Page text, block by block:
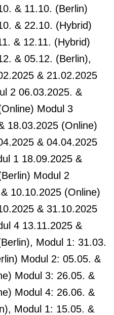
& 11.10. (Berlin)
& 22.10. (Hybrid)
& 12.11. (Hybrid)
& 05.12. (Berlin),
& 21.02.2025
2 06.03.2025. &
Modul 3
18.03.2025 (Online)
& 04.04.2025
1 18.09.2025 &
Modul 2
10.10.2025 (Online)
& 31.10.2025
4 13.11.2025 &
Modul 1: 31.03.
Modul 2: 05.05. &
Modul 3: 26.05. &
Modul 4: 26.06. &
Modul 1: 15.05. &